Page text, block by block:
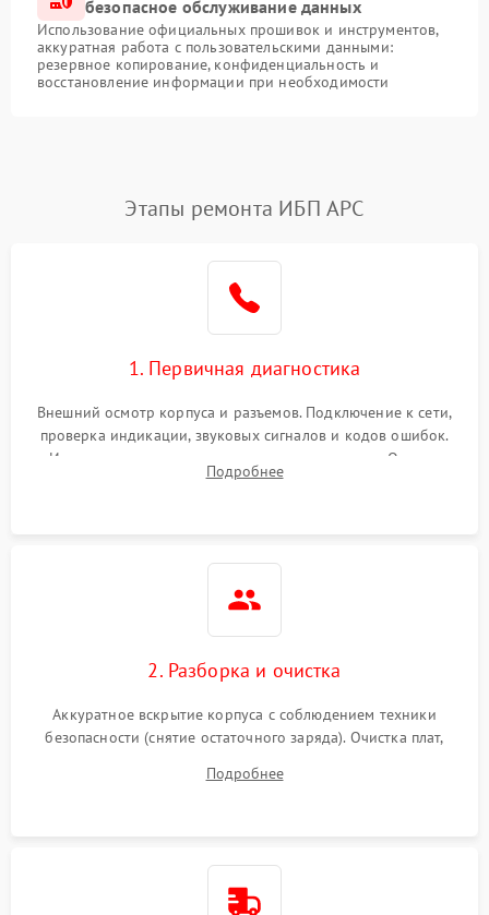
безопасное обслуживание данных
Использование официальных прошивок и инструментов,
аккуратная работа с пользовательскими данными:
резервное копирование, конфиденциальность и
восстановление информации при необходимости
Этапы ремонта ИБП APC
1. Первичная диагностика
Внешний осмотр корпуса и разъемов. Подключение к сети,
проверка индикации, звуковых сигналов и кодов ошибок.
Измерение входного и выходного напряжения. Оценка
реакции ИБП на отключение основного питания без
Подробнее
2. Разборка и очистка
Аккуратное вскрытие корпуса с соблюдением техники
безопасности (снятие остаточного заряда). Очистка плат,
и кистей для предотвращения перегрева и замыканий.
Подробнее